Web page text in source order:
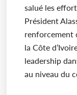
salué les
Président
renforcement
la Côte
leadership
au niveau du